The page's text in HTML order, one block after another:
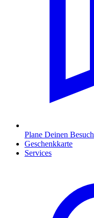
Plane Deinen Besuch
Geschenkkarte
Services